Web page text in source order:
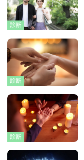
診断
診断
診断